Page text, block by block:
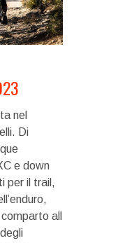
nel
Di
e down
per il trail,
all